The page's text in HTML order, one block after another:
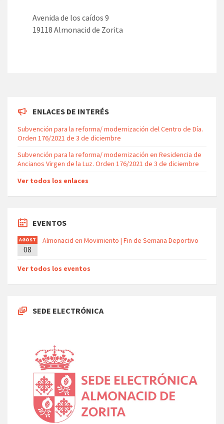
Avenida de los caídos 9
19118 Almonacid de Zorita
ENLACES DE INTERÉS
Subvención para la reforma/ modernización del Centro de Día.
Orden 176/2021 de 3 de diciembre
Subvención para la reforma/ modernización en Residencia de
Ancianos Virgen de la Luz. Orden 176/2021 de 3 de diciembre
Ver todos los enlaces
EVENTOS
AGOST
O
08
Almonacid en Movimiento | Fin de Semana Deportivo
Ver todos los eventos
SEDE ELECTRÓNICA